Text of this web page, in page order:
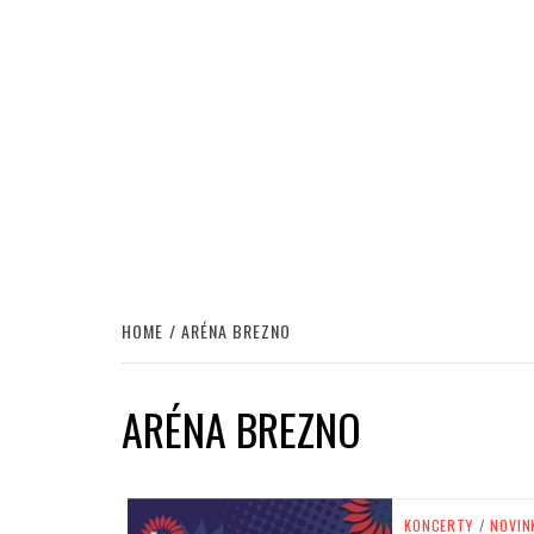
HOME ARÉNA BREZNO
ARÉNA BREZNO
KONCERTY /